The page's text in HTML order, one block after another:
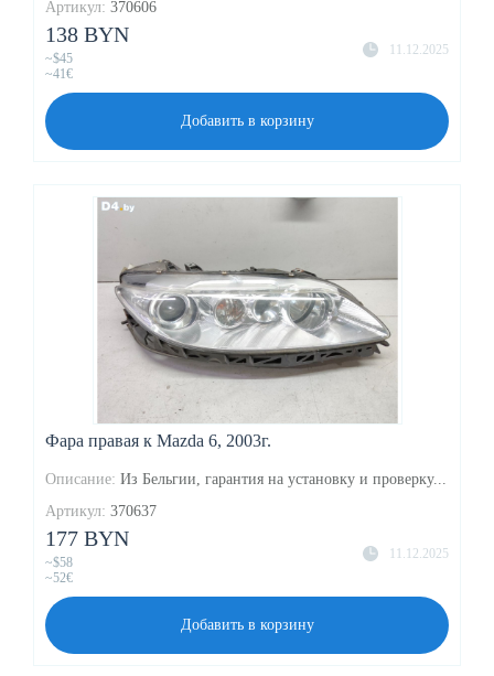
Артикул: 370606
11.12.2025
138 BYN
~$45
~41€
Добавить в корзину
Фара правая к Mazda 6, 2003г.
Описание: Из Бельгии, гарантия на установку и проверку...
Артикул: 370637
11.12.2025
177 BYN
~$58
~52€
Добавить в корзину